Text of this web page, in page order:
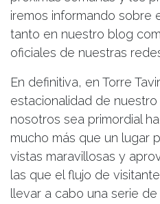
iremos informando sobre
tanto en nuestro blog
oficiales de nuestras
En definitiva, en Torre
estacionalidad de
nosotros sea primordial
mucho más que un lugar
vistas maravillosas y
las que el flujo de
llevar a cabo una serie